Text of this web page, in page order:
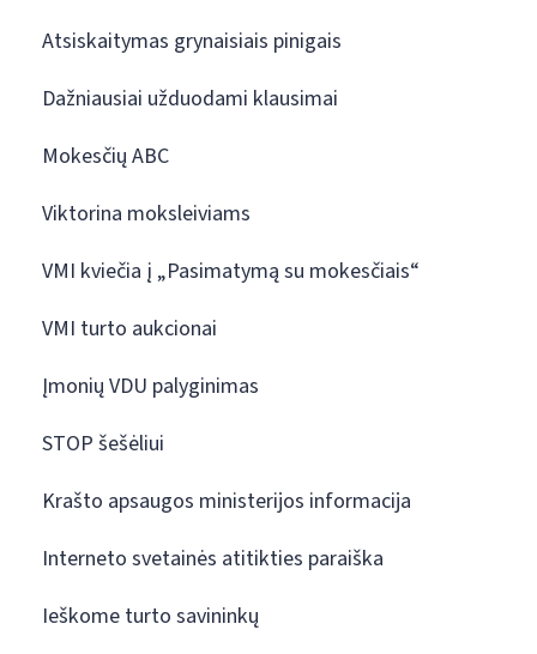
Atsiskaitymas grynaisiais pinigais
Dažniausiai užduodami klausimai
Mokesčių ABC
Viktorina moksleiviams
VMI kviečia į „Pasimatymą su mokesčiais“
VMI turto aukcionai
Įmonių VDU palyginimas
STOP šešėliui
Krašto apsaugos ministerijos informacija
Interneto svetainės atitikties paraiška
Ieškome turto savininkų